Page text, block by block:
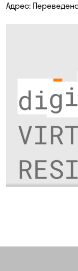
Адрес: